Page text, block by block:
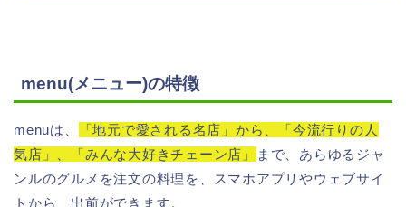
menu(メニュー)の特徴
menuは、
「地元で愛される名店」から、「今流行りの人
気店」、「みんな大好きチェーン店」
まで、あらゆるジャ
ンルのグルメを注文の料理を、スマホアプリやウェブサイ
トから、出前ができます。